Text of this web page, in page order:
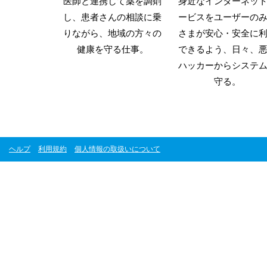
し、患者さんの相談に乗
りながら、地域の方々の
健康を守る仕事。
ービスをユーザーの
さまが安心・安全に
できるよう、日々、
ハッカーからシステ
守る。
ヘルプ 利用規約 個人情報の取扱いについて